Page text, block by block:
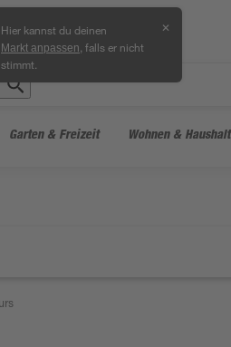
Hier kannst du deinen
Markt anpassen , falls er nicht
stimmt.
✕
Garten & Freizeit Wohnen & Haushalt